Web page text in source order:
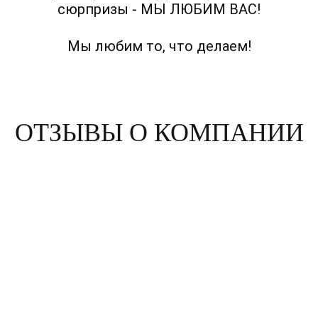
сюрпризы - МЫ ЛЮБИМ ВАС!
Мы любим то, что делаем!
ОТЗЫВЫ О КОМПАНИИ